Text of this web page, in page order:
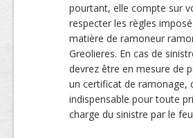
pourtant, elle compte sur
respecter les règles
matière de ramoneur
Greolieres. En cas de
devrez être en mesure de
un certificat de ramonage,
indispensable pour toute
charge du sinistre par le